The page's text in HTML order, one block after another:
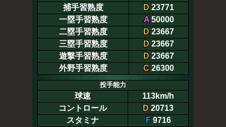
捕手習熟度
D 23771
一塁手習熟度
A50000
二塁手習熟度
D 23667
三塁手習熟度
D 23667
遊撃手習熟度
D 23667
外野手習熟度
C 26300
投手能力
球速
113km/h
コントロール
D 20713
スタミナ
F9716